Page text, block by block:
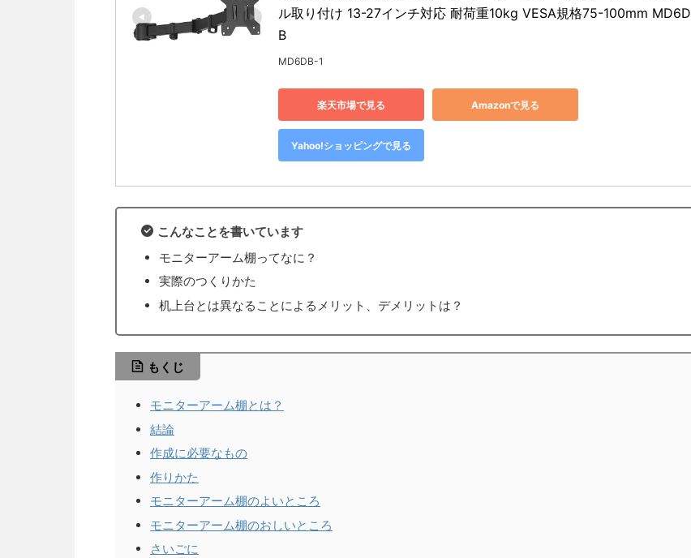
ル取り付け 13-27インチ対応 耐荷重10kg VESA規格75-100mm MD6D
B
MD6DB-1
楽天市場で見る Amazonで見る
Yahoo!ショッピングで見る
こんなことを書いています
モニターアーム棚ってなに？
実際のつくりかた
机上台とは異なることによるメリット、デメリットは？
もくじ
モニターアーム棚とは？
結論
作成に必要なもの
作りかた
モニターアーム棚のよいところ
モニターアーム棚のおしいところ
さいごに